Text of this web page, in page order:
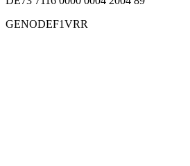
GENODEF1VRR